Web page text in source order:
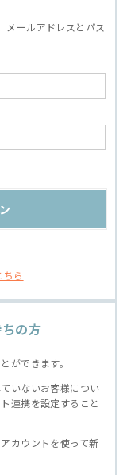
メールアドレスとパス
ら
の方
ができます。
いないお客様につい
連携を設定すること
カウントを使って新